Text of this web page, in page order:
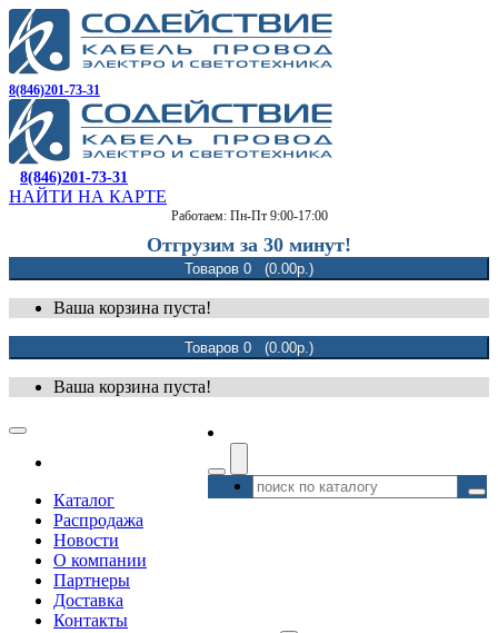
8(846)201-73-31
8(846)201-73-31
НАЙТИ НА КАРТЕ
Работаем: Пн-Пт 9:00-17:00
Отгрузим за 30 минут!
Товаров 0 (0.00р.)
Ваша корзина пуста!
Товаров 0 (0.00р.)
Ваша корзина пуста!
Каталог
Распродажа
Новости
О компании
Партнеры
Доставка
Контакты